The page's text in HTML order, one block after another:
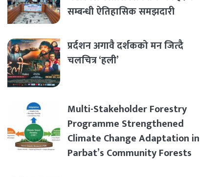
सम्बन्धी ऐतिहासिक समझदारी
प्रर्दशन अगावै दर्शकको मन जित्दै
चलचित्र ‘हली’
Multi-Stakeholder Forestry
Programme Strengthened
Climate Change Adaptation in
Parbat’s Community Forests